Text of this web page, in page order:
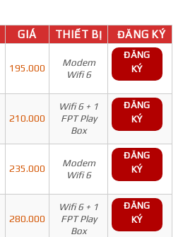
GIÁ THIẾT BỊ ĐĂNG KÝ
195.000
Modem
Wifi 6
ĐĂNG
KÝ
210.000
Wifi 6 + 1
FPT Play
Box
ĐĂNG
KÝ
235.000
Modem
Wifi 6
ĐĂNG
KÝ
280.000
Wifi 6 + 1
FPT Play
Box
ĐĂNG
KÝ